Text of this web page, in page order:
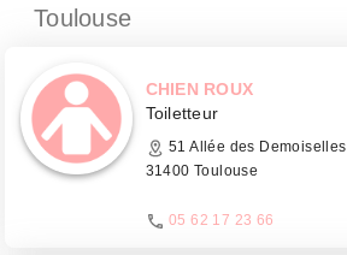
Toulouse
CHIEN ROUX
Toiletteur
51 Allée des Demoiselles
31400 Toulouse
05 62 17 23 66